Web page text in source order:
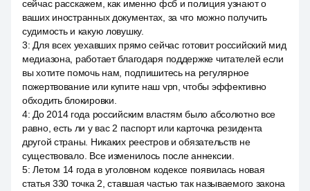
сейчас расскажем, как именно фсб и полиция узнают о
ваших иностранных документах, за что можно получить
судимость и какую ловушку.
3: Для всех уехавших прямо сейчас готовит российский мид
медиазона, работает благодаря поддержке читателей если
вы хотите помочь нам, подпишитесь на регулярное
пожертвование или купите наш vpn, чтобы эффективно
обходить блокировки.
4: До 2014 года российским властям было абсолютно все
равно, есть ли у вас 2 паспорт или карточка резидента
другой страны. Никаких реестров и обязательств не
существовало. Все изменилось после аннексии.
5:Летом 14 года в уголовном кодексе появилась новая
статья 330 точка 2, ставшая частью так называемого закона